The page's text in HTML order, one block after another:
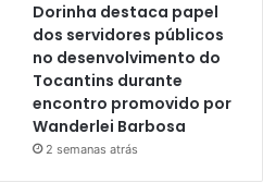
Dorinha destaca papel
dos servidores públicos
no desenvolvimento do
Tocantins durante
encontro promovido por
Wanderlei Barbosa
2 semanas atrás